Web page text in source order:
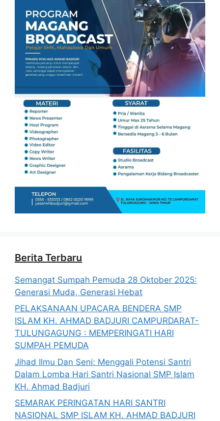
Berita Terbaru
Semangat Sumpah Pemuda 28 Oktober 2025:
Generasi Muda, Generasi Hebat
PELAKSANAAN UPACARA BENDERA SMP
ISLAM KH. AHMAD BADJURI CAMPURDARAT-
TULUNGAGUNG : MEMPERINGATI HARI
SUMPAH PEMUDA
Jihad Ilmu Dan Seni: Menggali Potensi Santri
Dalam Lomba Hari Santri Nasional SMP Islam
KH. Ahmad Badjuri
SEMARAK PERINGATAN HARI SANTRI
NASIONAL SMP ISLAM KH. AHMAD BADJURI